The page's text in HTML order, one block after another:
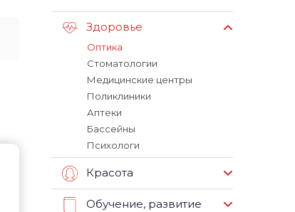
Здоровье
Оптика
Стоматологии
Медицинские центры
Поликлиники
Аптеки
Бассейны
Психологи
Красота
Обучение, развитие